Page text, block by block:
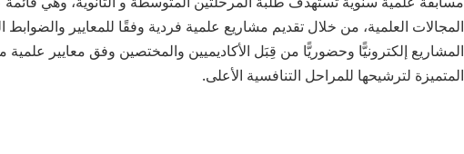
المجالات العلمية، من خلال تقديم مشاريع علمية فردية وفقًا للمعايير
المشاريع إلكترونيًّا وحضوريًّا من قِبَل الأكاديميين والمختصين وفق معايير
المتميزة لترشيحها للمراحل التنافسية الأعلى.